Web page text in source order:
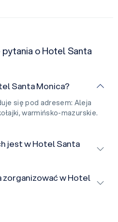
o Hotel Santa
Santa Monica?
się pod adresem: Aleja
warmińsko-mazurskie.
jest w Hotel Santa
zorganizować w Hotel